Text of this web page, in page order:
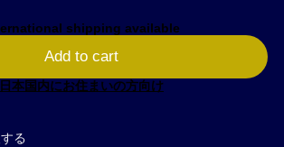
shipping available
Add to cart
日本国内にお住まいの方向け
る